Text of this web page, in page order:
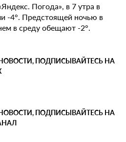
Погода», в 7 утра в
-4°. Предстоящей ночью в
в среду обещают -2°.
ПОДПИСЫВАЙТЕСЬ НА
ПОДПИСЫВАЙТЕСЬ НА